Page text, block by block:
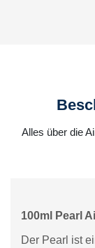
Alles über die
100ml Pearl
Der Pearl ist